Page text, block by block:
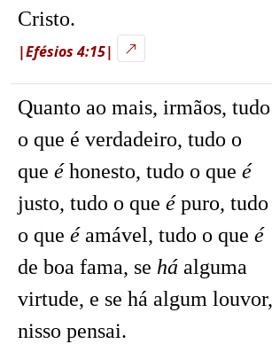
Cristo.
|Efésios 4:15|
Quanto ao mais, irmãos, tudo
o que é verdadeiro, tudo o
que éhonesto, tudo o que é
justo, tudo o que épuro, tudo
o que éamável, tudo o que é
de boa fama, se há alguma
virtude, e se há algum louvor,
nisso pensai.